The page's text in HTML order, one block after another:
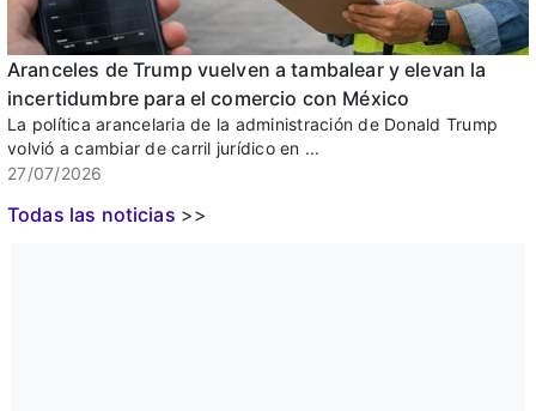
Aranceles de Trump vuelven a tambalear y elevan la
incertidumbre para el comercio con México
La política arancelaria de la administración de Donald Trump
volvió a cambiar de carril jurídico en ...
27/07/2026
Todas las noticias >>